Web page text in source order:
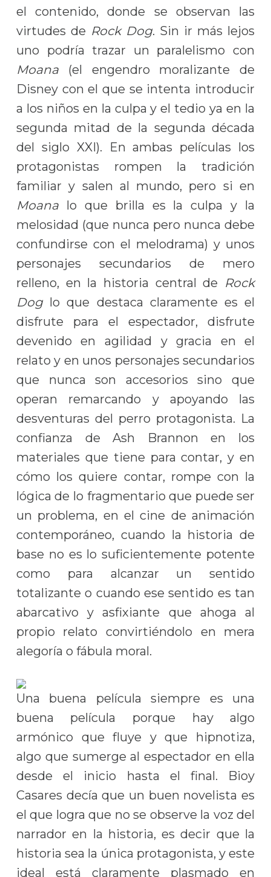
el contenido, donde se observan las
virtudes de Rock Dog. Sin ir más lejos
uno podría trazar un paralelismo con
Moana(el engendro moralizante de
Disney con el que se intenta introducir
a los niños en la culpa y el tedio ya en la
segunda mitad de la segunda década
del siglo XXI). En ambas películas los
protagonistas rompen la tradición
familiar y salen al mundo, pero si en
Moanalo que brilla es la culpa y la
melosidad (que nunca pero nunca debe
confundirse con el melodrama) y unos
personajes secundarios de mero
relleno, en la historia central de Rock
Doglo que destaca claramente es el
disfrute para el espectador, disfrute
devenido en agilidad y gracia en el
relato y en unos personajes secundarios
que nunca son accesorios sino que
operan remarcando y apoyando las
desventuras del perro protagonista. La
confianza de Ash Brannon en los
materiales que tiene para contar, y en
cómo los quiere contar, rompe con la
lógica de lo fragmentario que puede ser
un problema, en el cine de animación
contemporáneo, cuando la historia de
base no es lo suficientemente potente
como para alcanzar un sentido
totalizante o cuando ese sentido es tan
abarcativo y asfixiante que ahoga al
propio relato convirtiéndolo en mera
alegoría o fábula moral.
Una buena película siempre es una
buena película porque hay algo
armónico que fluye y que hipnotiza,
algo que sumerge al espectador en ella
desde el inicio hasta el final. Bioy
Casares decía que un buen novelista es
el que logra que no se observe la voz del
narrador en la historia, es decir que la
historia sea la única protagonista, y este
ideal está claramente plasmado en